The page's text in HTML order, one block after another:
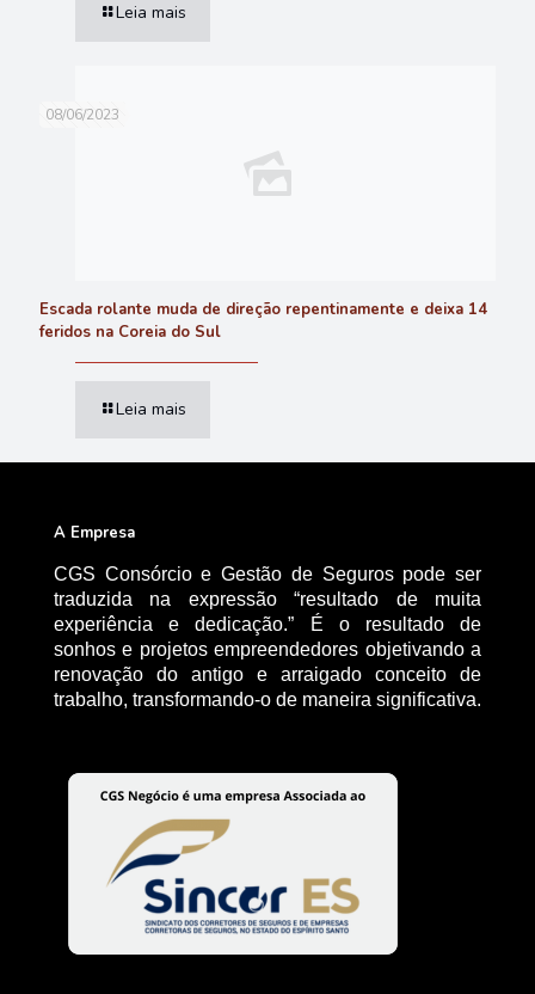
Leia mais
08/06/2023
Escada rolante muda de direção repentinamente e deixa 14
feridos na Coreia do Sul
Leia mais
A Empresa
CGS Consórcio e Gestão de Seguros pode ser
traduzida na expressão “resultado de muita
experiência e dedicação.” É o resultado de
sonhos e projetos empreendedores objetivando a
renovação do antigo e arraigado conceito de
trabalho, transformando-o de maneira significativa.